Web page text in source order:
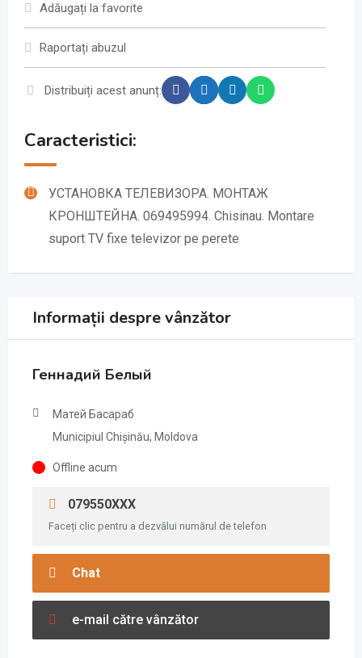
Adăugați la favorite
Raportați abuzul
Distribuiți acest anunț:
Caracteristici:
УСТАНОВКА ТЕЛЕВИЗОРА. МОНТАЖ
КРОНШТЕЙНА. 069495994. Chisinau. Montare
suport TV fixe televizor pe perete
Informații despre vânzător
Геннадий Белый
Матей Басараб
Municipiul Chișinău, Moldova
Offline acum
079550XXX
Faceți clic pentru a dezvălui numărul de telefon
Chat
e-mail către vânzător